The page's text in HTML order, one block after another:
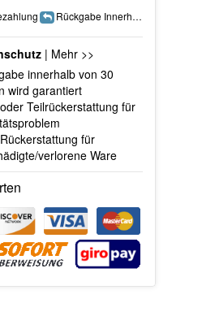
Rückgabe Innerhalb 15 Tage
| Mehr >>
innerhalb von 30
wird garantiert
Teilrückerstattung für
für
verlorene Ware